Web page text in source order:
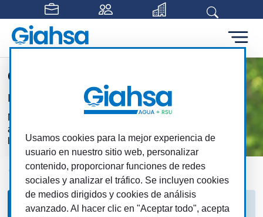
Saltar al contenido principal
Claridad y compromiso en
nuestra gestión
Nuestra gestión es tan transparente como el
agua que suministramos: nos debemos a
los ciudadanos
Giahsa Transparencia Información económica
Información económica Cuentas anuales
Usamos cookies para la mejor experiencia de
usuario en nuestro sitio web, personalizar
contenido, proporcionar funciones de redes
sociales y analizar el tráfico. Se incluyen cookies
de medios dirigidos y cookies de análisis
avanzado. Al hacer clic en "Aceptar todo", acepta